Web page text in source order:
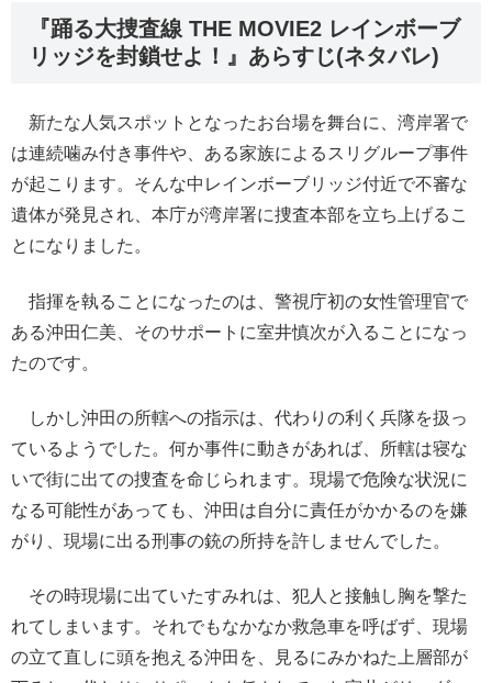
『踊る大捜査線 THE MOVIE2 レインボーブ
リッジを封鎖せよ！』あらすじ(ネタバレ)
新たな人気スポットとなったお台場を舞台に、湾岸署で
は連続噛み付き事件や、ある家族によるスリグループ事件
が起こります。そんな中レインボーブリッジ付近で不審な
遺体が発見され、本庁が湾岸署に捜査本部を立ち上げるこ
とになりました。
指揮を執ることになったのは、警視庁初の女性管理官で
ある沖田仁美、そのサポートに室井慎次が入ることになっ
たのです。
しかし沖田の所轄への指示は、代わりの利く兵隊を扱っ
ているようでした。何か事件に動きがあれば、所轄は寝な
いで街に出ての捜査を命じられます。現場で危険な状況に
なる可能性があっても、沖田は自分に責任がかかるのを嫌
がり、現場に出る刑事の銃の所持を許しませんでした。
その時現場に出ていたすみれは、犯人と接触し胸を撃た
れてしまいます。それでもなかなか救急車を呼ばず、現場
の立て直しに頭を抱える沖田を、見るにみかねた上層部が